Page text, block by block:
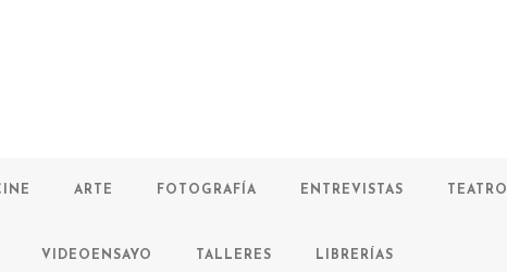
ARTE FOTOGRAFÍA ENTREVISTAS TEATRO
VIDEOENSAYO TALLERES LIBRERÍAS